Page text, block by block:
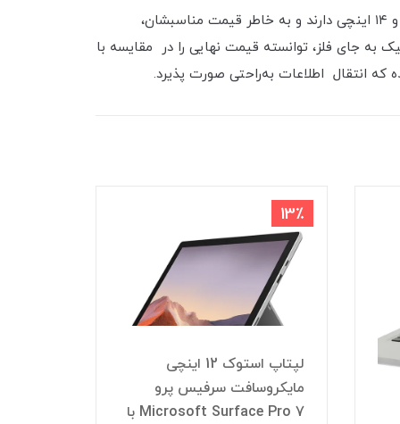
سری R شرکت ایسوس، به‌عنوان لپ‌تاپ‌هایی همه‌کاره و به‌صرفه، معرفی و شناخته شده‌اند. این لپ‌تاپ‌ها نمایشگرهایی ۱۵ و ۱۴ اینچی دارند و به خاطر قیمت مناسبشان،
به جای فلز، توانسته قیمت نهایی را در مقایسه با
که انتقال اطلاعات به‌راحتی صورت پذیرد.
13٪
لپتاپ استوک 12 اینچی
مایکروسافت سرفیس پرو
Microsoft Surface Pro 7 با